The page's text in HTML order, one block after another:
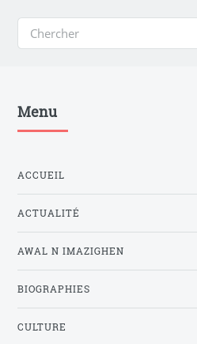
Menu
ACCUEIL
ACTUALITÉ
AWAL N IMAZIGHEN
BIOGRAPHIES
CULTURE